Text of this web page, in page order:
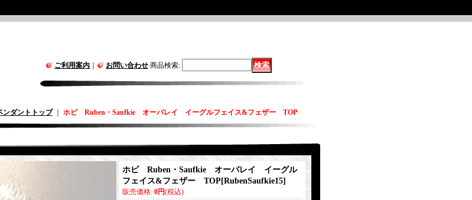
ご利用案内 お問い合わせ 商品検索:
ンダントトップ｜ ホピ Ruben・Saufkie オーバレイ イーグルフェイス&フェザー TOP
ホピ Ruben・Saufkie オーバレイ イーグル
フェイス&フェザー TOP [RubenSaufkie15]
販売価格: 0円(税込)